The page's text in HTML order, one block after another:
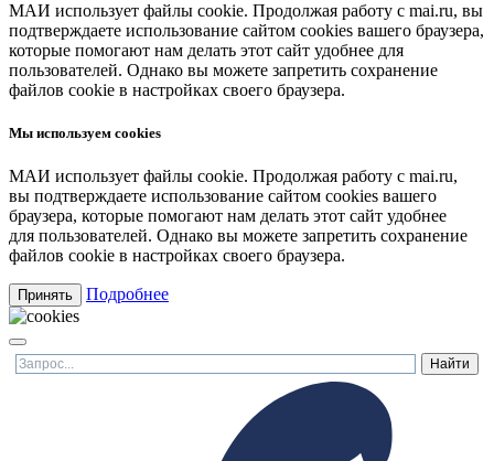
МАИ использует файлы cookie. Продолжая работу с mai.ru, вы
подтверждаете использование сайтом cookies вашего браузера,
которые помогают нам делать этот сайт удобнее для
пользователей. Однако вы можете запретить сохранение
файлов cookie в настройках своего браузера.
Мы используем cookies
МАИ использует файлы cookie. Продолжая работу с mai.ru,
вы подтверждаете использование сайтом cookies вашего
браузера, которые помогают нам делать этот сайт удобнее
для пользователей. Однако вы можете запретить сохранение
файлов cookie в настройках своего браузера.
Принять Подробнее